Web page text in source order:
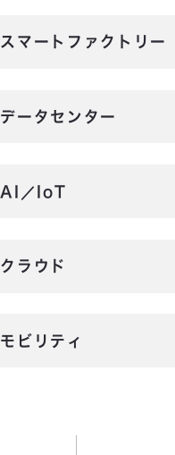
スマートファクトリー
データセンター
AI／IoT
クラウド
モビリティ
医療業向け
営業部門向け
総務部門向け
検証・テスト
働き方改革
営業支援
ICTインフラ構築・運用
サステナビリティ実現